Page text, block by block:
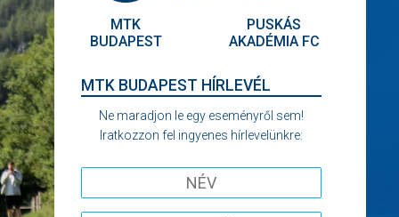
MTK
BUDAPEST
PUSKÁS
AKADÉMIA FC
MTK BUDAPEST HÍRLEVÉL
Ne maradjon le egy eseményről sem!
Iratkozzon fel ingyenes hírlevelünkre: